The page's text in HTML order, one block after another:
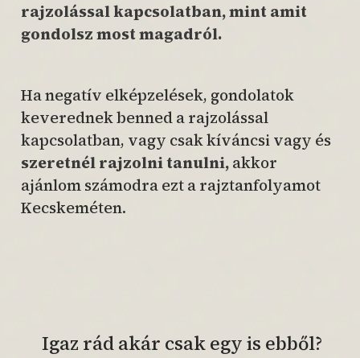
rajzolással kapcsolatban, mint amit
gondolsz most magadról.
Ha negatív elképzelések, gondolatok
keverednek benned a rajzolással
kapcsolatban, vagy csak kíváncsi vagy és
szeretnél rajzolni tanulni,akkor
ajánlom számodra ezt a rajztanfolyamot
Kecskeméten.
Igaz rád akár csak egy is ebből?